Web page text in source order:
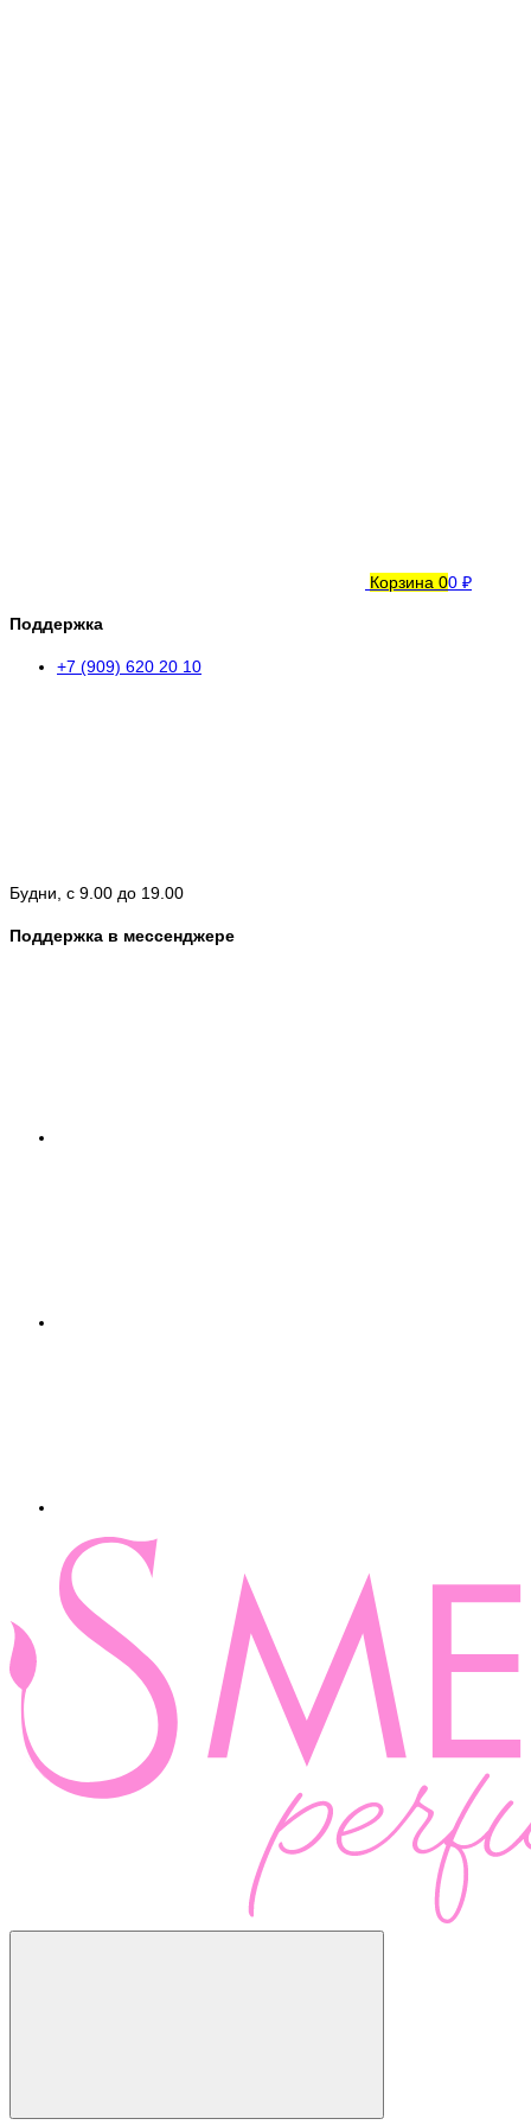
Корзина 00 ₽
Поддержка
+7 (909) 620 20 10
Будни, с 9.00 до 19.00
Поддержка в мессенджере